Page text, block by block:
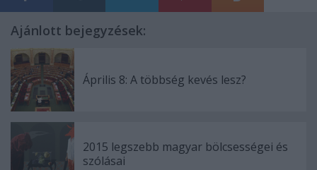
Ajánlott bejegyzések:
Április 8: A többség kevés lesz?
2015 legszebb magyar bölcsességei és
szólásai